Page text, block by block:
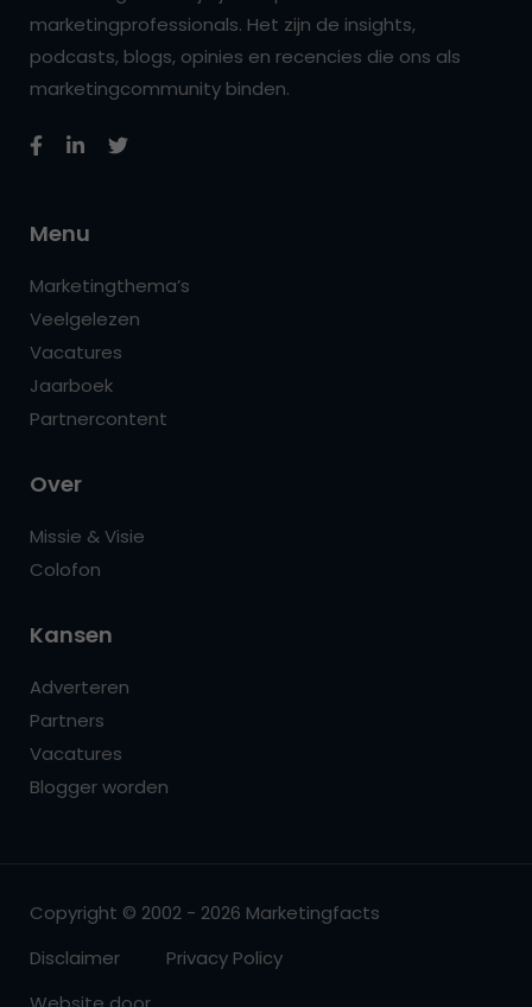
marketingprofessionals. Het zijn de insights,
podcasts, blogs, opinies en recencies die ons als
marketingcommunity binden.
Menu
Marketingthema’s
Veelgelezen
Vacatures
Jaarboek
Partnercontent
Over
Missie & Visie
Colofon
Kansen
Adverteren
Partners
Vacatures
Blogger worden
Copyright © 2002 - 2026 Marketingfacts
Disclaimer
Privacy Policy